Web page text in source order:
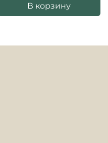
В корзину